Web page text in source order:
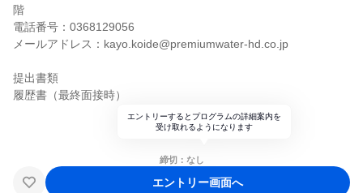
階
電話番号：0368129056
メールアドレス：kayo.koide@premiumwater-hd.co.jp
提出書類
履歴書（最終面接時）
エントリーするとプログラムの詳細案内を
受け取れるようになります
締切：なし
エントリー画面へ